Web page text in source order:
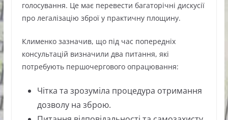
голосування. Це має перевести багаторічні дискусії
про легалізацію зброї у практичну площину.
Клименко зазначив, що під час попередніх
консультацій визначили два питання, які
потребують першочергового опрацювання:
Чітка та зрозуміла процедура отримання
дозволу на зброю.